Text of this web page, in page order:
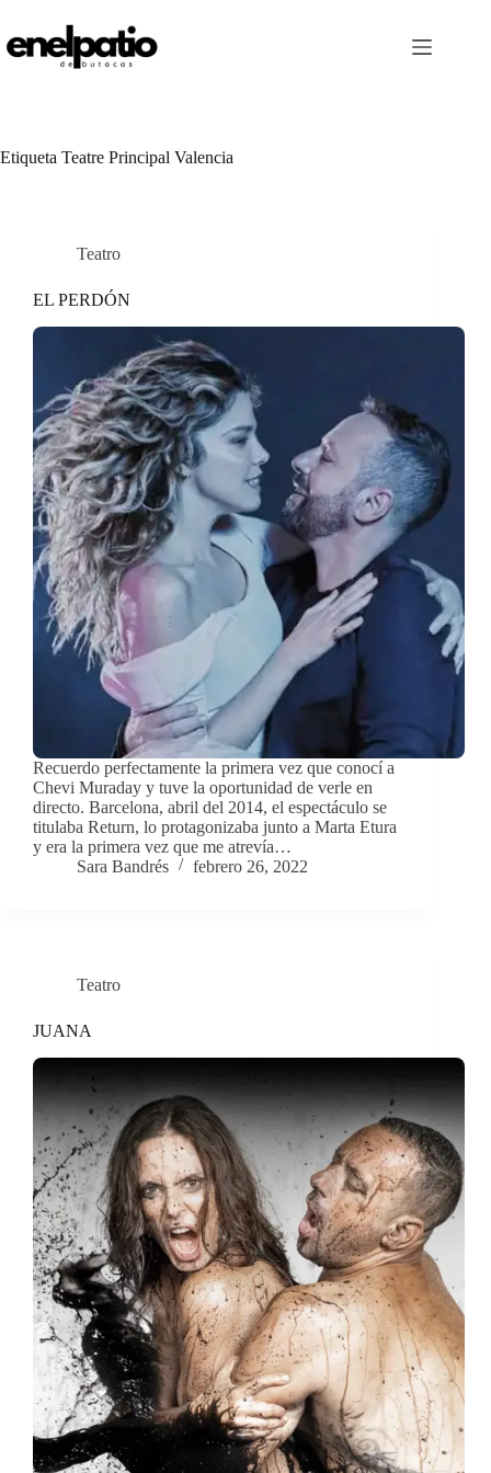
contenido
Etiqueta Teatre Principal Valencia
Teatro
EL PERDÓN
Recuerdo perfectamente la primera vez que conocí a
Chevi Muraday y tuve la oportunidad de verle en
directo. Barcelona, abril del 2014, el espectáculo se
titulaba Return, lo protagonizaba junto a Marta Etura
y era la primera vez que me atrevía…
Sara Bandrés
febrero 26, 2022
Teatro
JUANA